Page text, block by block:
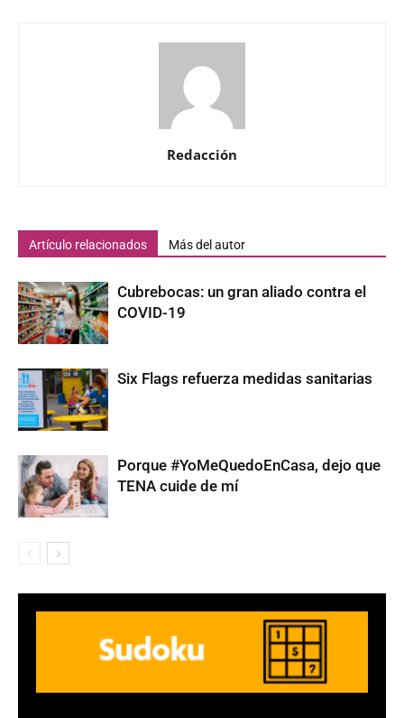
Redacción
Artículo relacionados Más del autor
Cubrebocas: un gran aliado contra el
COVID-19
Six Flags refuerza medidas sanitarias
Porque #YoMeQuedoEnCasa, dejo que
TENA cuide de mí